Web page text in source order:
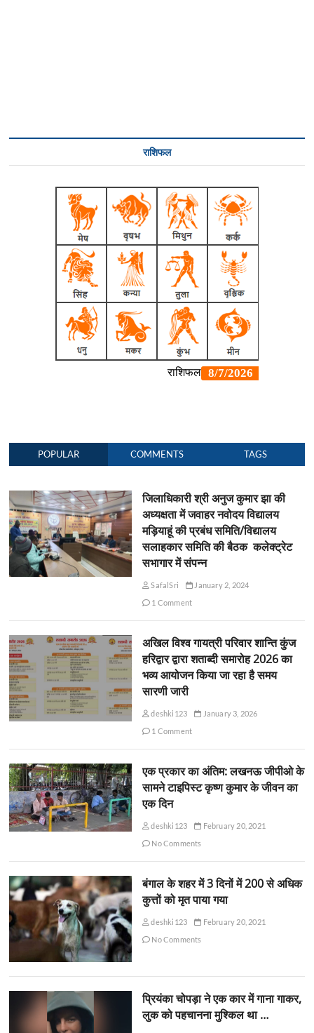
राशिफल
POPULAR COMMENTS TAGS
जिलाधिकारी श्री अनुज कुमार झा की
अध्यक्षता में जवाहर नवोदय विद्यालय
मड़ियाहूं की प्रबंध समिति/विद्यालय
सलाहकार समिति की बैठक कलेक्ट्रेट
सभागार में संपन्न
SafalSri
January 2, 2024
1 Comment
अखिल विश्व गायत्री परिवार शान्ति कुंज
हरिद्वार द्वारा शताब्दी समारोह 2026 का
भव्य आयोजन किया जा रहा है समय
सारणी जारी
deshki123
January 3, 2026
1 Comment
एक प्रकार का अंतिम: लखनऊ जीपीओ के
सामने टाइपिस्ट कृष्ण कुमार के जीवन का
एक दिन
deshki123
February 20, 2021
No Comments
बंगाल के शहर में 3 दिनों में 200 से अधिक
कुत्तों को मृत पाया गया
deshki123
February 20, 2021
No Comments
प्रियंका चोपड़ा ने एक कार में गाना गाकर,
लुक को पहचानना मुश्किल था …